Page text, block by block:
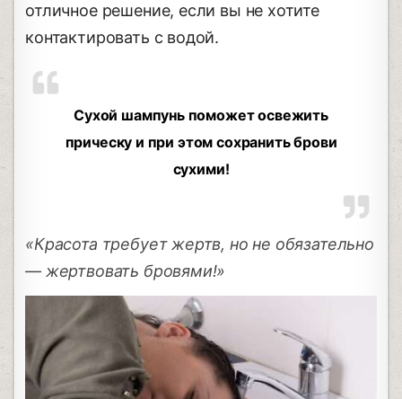
отличное решение, если вы не хотите
контактировать с водой.
Сухой шампунь поможет освежить
прическу и при этом сохранить брови
сухими!
«Красота требует жертв, но не обязательно
— жертвовать бровями!»